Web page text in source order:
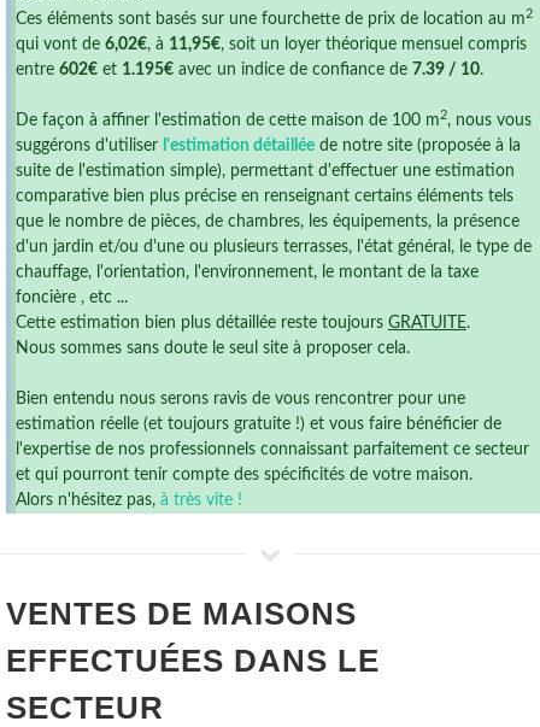
Ces éléments sont basés sur une fourchette de prix de location au m 2
qui vont de 6,02€, à 11,95€, soit un loyer théorique mensuel compris
entre 602€ et 1.195€ avec un indice de confiance de 7.39 / 10.
De façon à affiner l'estimation de cette maison de 100 m 2, nous vous
suggérons d'utiliser l'estimation détaillée de notre site (proposée à la
suite de l'estimation simple), permettant d'effectuer une estimation
comparative bien plus précise en renseignant certains éléments tels
que le nombre de pièces, de chambres, les équipements, la présence
d'un jardin et/ou d'une ou plusieurs terrasses, l'état général, le type de
chauffage, l'orientation, l'environnement, le montant de la taxe
foncière , etc ...
Cette estimation bien plus détaillée reste toujours GRATUITE.
Nous sommes sans doute le seul site à proposer cela.
Bien entendu nous serons ravis de vous rencontrer pour une
estimation réelle (et toujours gratuite !) et vous faire bénéficier de
l'expertise de nos professionnels connaissant parfaitement ce secteur
et qui pourront tenir compte des spécificités de votre maison.
Alors n'hésitez pas, à très vite !
VENTES DE MAISONS
EFFECTUÉES DANS LE
SECTEUR